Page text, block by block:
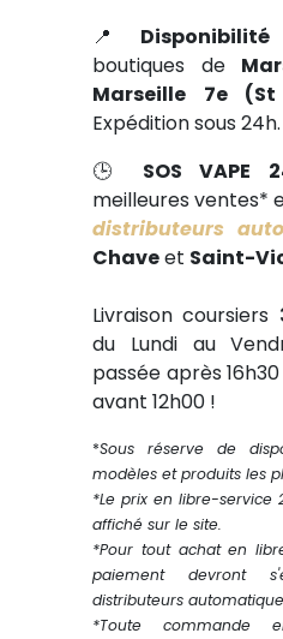
📍 Disponibilité
boutiques de
Marseille 7e
Expédition sous 24h.
🕒 SOS VAPE
meilleures ventes*
distributeurs
Chaveet Saint-
Livraison coursiers
du Lundi au
passée après
avant 12h00 !
*Sous réserve de
modèles et produits les
*Le prix en libre-service
affiché sur le site.
*Pour tout achat en
paiement devront
distributeurs
*Toute